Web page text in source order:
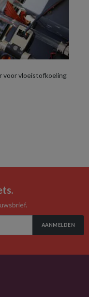
voor vloeistofkoeling
AANMELDEN